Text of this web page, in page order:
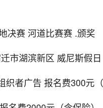
决赛 河道比赛赛 .颁奖
市湖滨新区 威尼斯假
织者广告 报名费300元